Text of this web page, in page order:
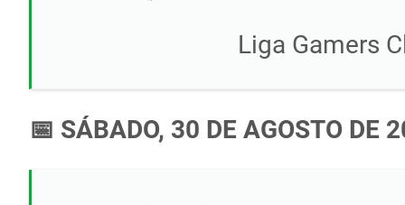
Liga Gamers
📅 SÁBADO, 30 DE AGOSTO DE